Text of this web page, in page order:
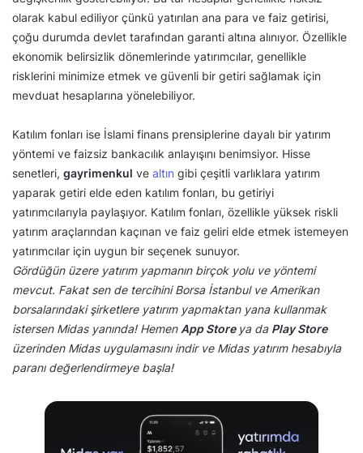
olarak kabul ediliyor çünkü yatırılan ana para ve faiz getirisi,
çoğu durumda devlet tarafından garanti altına alınıyor. Özellikle
ekonomik belirsizlik dönemlerinde yatırımcılar, genellikle
risklerini minimize etmek ve güvenli bir getiri sağlamak için
mevduat hesaplarına yönelebiliyor.
Katılım fonları ise İslami finans prensiplerine dayalı bir yatırım
yöntemi ve faizsiz bankacılık anlayışını benimsiyor. Hisse
senetleri, gayrimenkul ve altın gibi çeşitli varlıklara yatırım
yaparak getiri elde eden katılım fonları, bu getiriyi
yatırımcılarıyla paylaşıyor. Katılım fonları, özellikle yüksek riskli
yatırım araçlarından kaçınan ve faiz geliri elde etmek istemeyen
yatırımcılar için uygun bir seçenek sunuyor.
Gördüğün üzere yatırım yapmanın birçok yolu ve yöntemi
mevcut. Fakat sen de tercihini Borsa İstanbul ve Amerikan
borsalarındaki şirketlere yatırım yapmaktan yana kullanmak
istersen Midas yanında! Hemen App Store ya da Play Store
üzerinden Midas uygulamasını indir ve Midas yatırım hesabıyla
paranı değerlendirmeye başla!